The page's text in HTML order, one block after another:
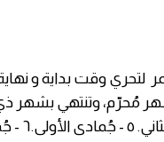
لتحري وقت بداية و
مُحرّم، وتنتهي بشهر ذي